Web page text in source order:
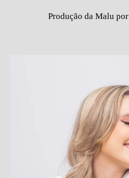
Produção da Malu por